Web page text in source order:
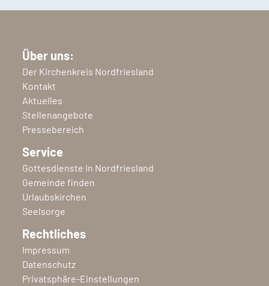
Über uns:
Der Kirchenkreis Nordfriesland
Kontakt
Aktuelles
Stellenangebote
Pressebereich
Service
Gottesdienste in Nordfriesland
Gemeinde finden
Urlaubskirchen
Seelsorge
Rechtliches
Impressum
Datenschutz
Privatsphäre-Einstellungen